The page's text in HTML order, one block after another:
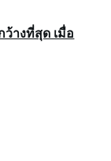
างที่สุด เมื่อ